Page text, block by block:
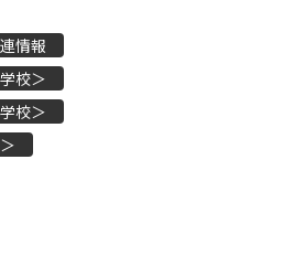
情報
校＞
校＞